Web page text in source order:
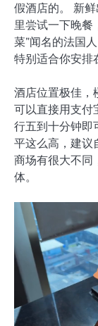
假酒店的。 新
里尝试一下晚餐
菜”闻名的法国
特别适合你安排
酒店位置极佳
可以直接用支付
行五到十分钟即
平这么高，建议
商场有很大不同
体。